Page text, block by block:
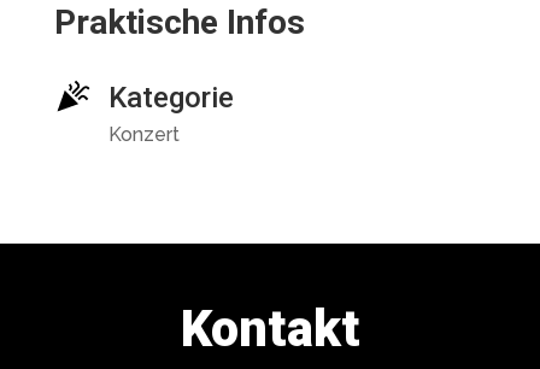
Praktische Infos
Kategorie
Konzert
Kontakt